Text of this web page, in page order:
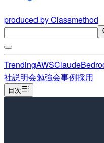
produced by Classmethod
TrendingAWSClaude
社説明会勉強会事例採用
目次